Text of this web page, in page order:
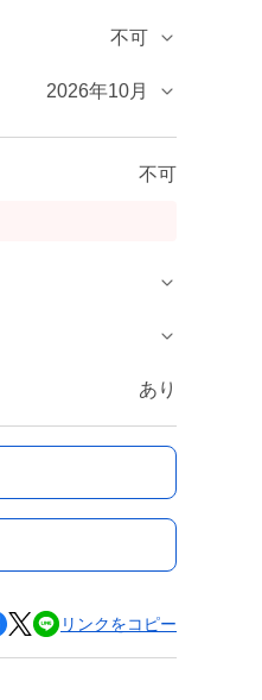
不可
2026年10月
不可
あり
リンクをコピー